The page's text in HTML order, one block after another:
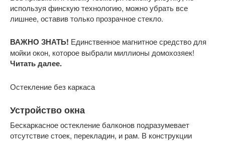
используя финскую технологию, можно убрать все
лишнее, оставив только прозрачное стекло.
ВАЖНО ЗНАТЬ! Единственное магнитное средство для
мойки окон, которое выбрали миллионы домохозяек!
Читать далее.
Остекление без каркаса
Устройство окна
Бескаркасное остекление балконов подразумевает
отсутствие стоек, перекладин, и рам. В конструкции